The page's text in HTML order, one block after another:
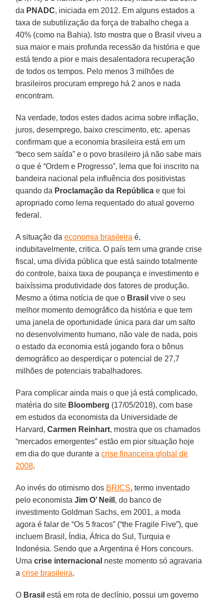
da PNADC, iniciada em 2012. Em alguns estados a
taxa de subutilização da força de trabalho chega a
40% (como na Bahia). Isto mostra que o Brasil viveu a
sua maior e mais profunda recessão da história e que
está tendo a pior e mais desalentadora recuperação
de todos os tempos. Pelo menos 3 milhões de
brasileiros procuram emprego há 2 anos e nada
encontram.
Na verdade, todos estes dados acima sobre inflação,
juros, desemprego, baixo crescimento, etc. apenas
confirmam que a economia brasileira está em um
“beco sem saída” e o povo brasileiro já não sabe mais
o que é “Ordem e Progresso”, lema que foi inscrito na
bandeira nacional pela influência dos positivistas
quando da Proclamação da República e que foi
apropriado como lema requentado do atual governo
federal.
A situação daeconomia brasileira é,
indubitavelmente, critica. O país tem uma grande crise
fiscal, uma dívida pública que está saindo totalmente
do controle, baixa taxa de poupança e investimento e
baixíssima produtividade dos fatores de produção.
Mesmo a ótima notícia de que o Brasil vive o seu
melhor momento demográfico da história e que tem
uma janela de oportunidade única para dar um salto
no desenvolvimento humano, não vale de nada, pois
o estado da economia está jogando fora o bônus
demográfico ao desperdiçar o potencial de 27,7
milhões de potenciais trabalhadores.
Para complicar ainda mais o que já está complicado,
matéria do site Bloomberg (17/05/2018), com base
em estudos da economista da Universidade de
Harvard,Carmen Reinhart, mostra que os chamados
“mercados emergentes” estão em pior situação hoje
em dia do que durante acrise financeira global de
2008.
Ao invés do otimismo dos BRICS, termo inventado
pelo economistaJim O’ Neill , do banco de
investimento Goldman Sachs, em 2001, a moda
agora é falar de “Os 5 fracos” (“the Fragile Five”), que
incluem Brasil, Índia, África do Sul, Turquia e
Indonésia. Sendo que a Argentina é Hors concours.
Umacrise internacional neste momento só agravaria
acrise brasileira.
O Brasil está em rota de declínio, possui um governo